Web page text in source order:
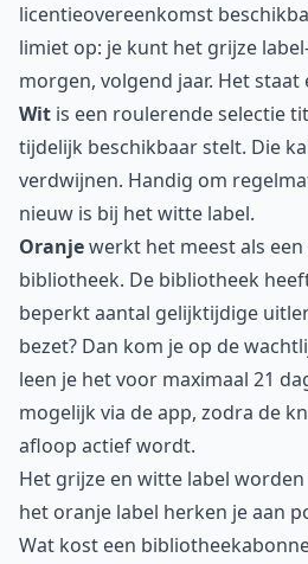
licentieovereenkomst
limiet op: je kunt het grijze
morgen, volgend jaar. Het staat
Wit is een roulerende selectie
tijdelijk beschikbaar stelt. Die
verdwijnen. Handig om
nieuw is bij het witte label.
Oranjewerkt het meest als
bibliotheek. De bibliotheek
beperkt aantal gelijktijdige
bezet? Dan kom je op de
leen je het voor maximaal 21
mogelijk via de app, zodra de
afloop actief wordt.
Het grijze en witte label
het oranje label herken je aan
Wat kost een